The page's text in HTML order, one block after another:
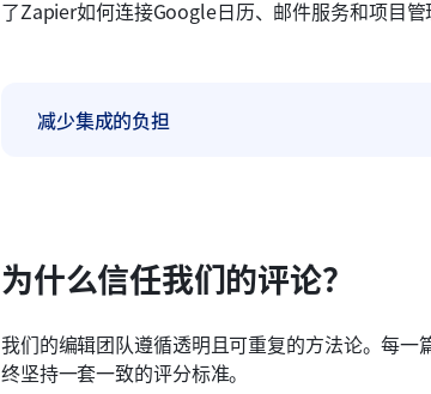
了Zapier如何连接Google日历、邮件服务和项目管
减少集成的负担
为什么信任我们的评论？
我们的编辑团队遵循透明且可重复的方法论。每
终坚持一套一致的评分标准。